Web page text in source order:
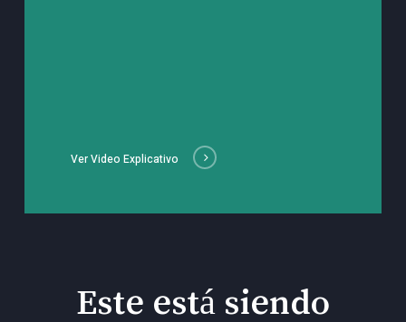
Ver Video Explicativo
Este está siendo